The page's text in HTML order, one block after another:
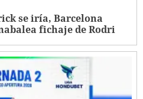
se iría, Barcelona
fichaje de Rodri